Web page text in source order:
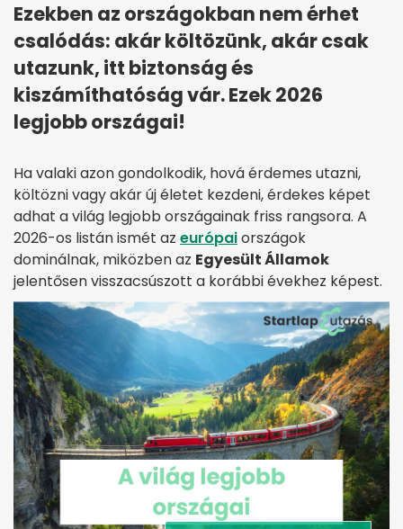
Ezekben az országokban nem érhet
csalódás: akár költözünk, akár csak
utazunk, itt biztonság és
kiszámíthatóság vár. Ezek 2026
legjobb országai!
Ha valaki azon gondolkodik, hová érdemes utazni,
költözni vagy akár új életet kezdeni, érdekes képet
adhat a világ legjobb országainak friss rangsora. A
2026-os listán ismét az európaiországok
dominálnak, miközben az Egyesült Államok
jelentősen visszacsúszott a korábbi évekhez képest.